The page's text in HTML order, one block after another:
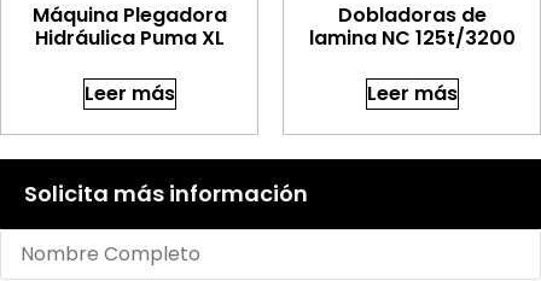
Máquina Plegadora
Hidráulica Puma XL
Leer más
Dobladoras de
lamina NC 125t/3200
Leer más
Solicita más información